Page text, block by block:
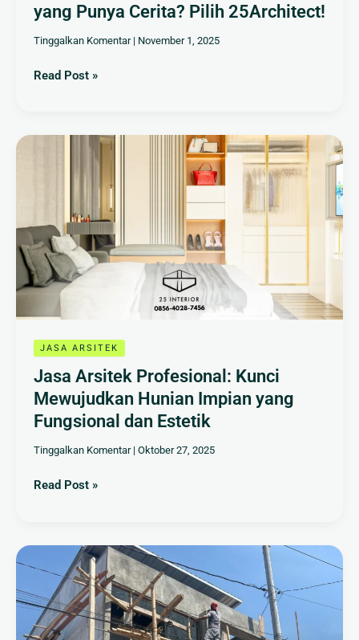
yang Punya Cerita? Pilih 25Architect!
Tinggalkan Komentar | November 1, 2025
Read Post »
JASA ARSITEK
Jasa Arsitek Profesional: Kunci
Mewujudkan Hunian Impian yang
Fungsional dan Estetik
Tinggalkan Komentar | Oktober 27, 2025
Mewujudkan
Hunian
Impian
yang
Fungsional
dan
Estetik
Read Post »
Kontraktor
Terpercaya
untuk
Hunian